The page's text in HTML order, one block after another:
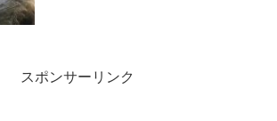
スポンサーリンク